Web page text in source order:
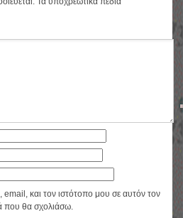
και τον ιστότοπο μου σε αυτόν τον
που θα σχολιάσω.